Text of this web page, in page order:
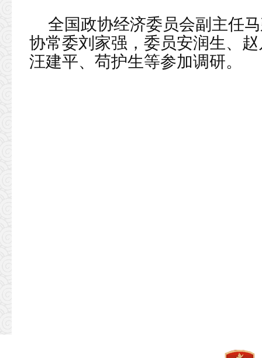
全国政协经济委员会副主任
协常委刘家强，委员安润生、
汪建平、苟护生等参加调研。